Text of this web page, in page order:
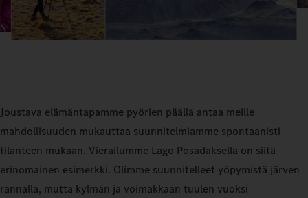
Joustava elämäntapamme pyörien päällä antaa meille
mahdollisuuden mukauttaa suunnitelmiamme spontaanisti
tilanteen mukaan. Vierailumme Lago Posadaksella on siitä
erinomainen esimerkki. Olimme suunnitelleet yöpymistä järven
rannalla, mutta kylmän ja voimakkaan tuulen vuoksi